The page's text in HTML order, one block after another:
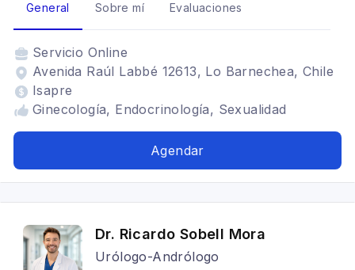
General Sobre mí Evaluaciones
Servicio Online
Avenida Raúl Labbé 12613, Lo Barnechea, Chile
Isapre
Ginecología, Endocrinología, Sexualidad
Agendar
Dr. Ricardo Sobell Mora
Urólogo-Andrólogo